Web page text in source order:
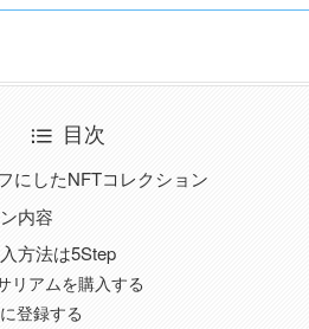
目次
にしたNFTコレクション
内容
方法は5Step
リアムを購入する
登録する